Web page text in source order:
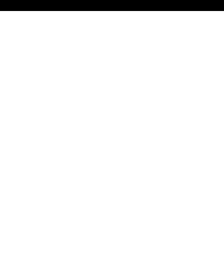
b
o
t
d
g